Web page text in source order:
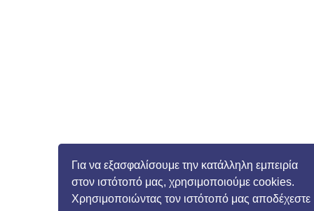
Για να εξασφαλίσουμε την κατάλληλη εμπειρία
στον ιστότοπό μας, χρησιμοποιούμε cookies.
Χρησιμοποιώντας τον ιστότοπό μας αποδέχεστε